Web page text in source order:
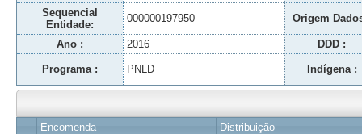
Sequencial
Entidade:
000000197950 Origem
Ano : 2016 DDD :
Programa : PNLD Indígena :
Encomenda Distribuição